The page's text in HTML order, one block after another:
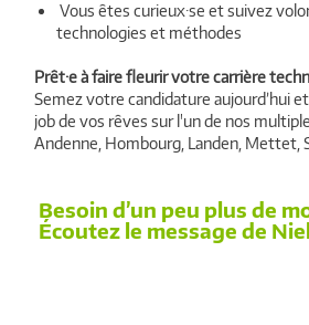
Vous êtes curieux·se et suivez
technologies et méthodes
Prêt·e à faire fleurir votre carrière
Semez votre candidature aujourd’hui
job de vos rêves sur l'un de nos
Andenne, Hombourg, Landen, Mettet,
Besoin d’un peu plus de
Écoutez le message de